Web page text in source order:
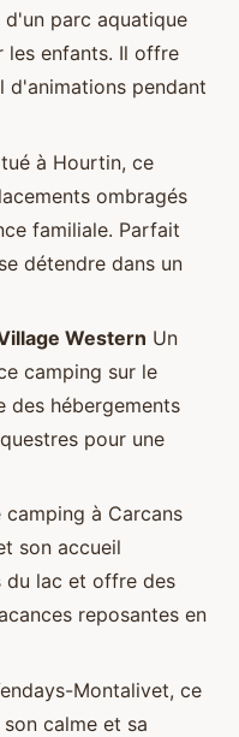
parc aquatique
les enfants. Il offre
d'animations pendant
à Hourtin, ce
ombragés
familiale. Parfait
détendre dans un
Western Un
camping sur le
des hébergements
pour une
camping à Carcans
son accueil
du lac et offre des
reposantes en
Montalivet, ce
calme et sa